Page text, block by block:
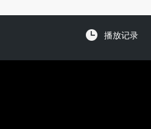
播放记录